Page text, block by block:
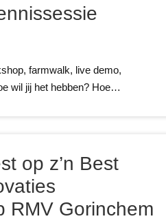
farmwalk, live demo,
wil jij het hebben? Hoe…
op z’n Best
RMV Gorinchem